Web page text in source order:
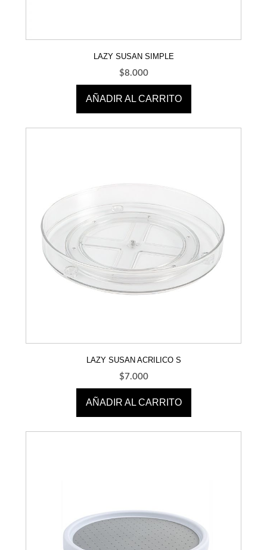
LAZY SUSAN SIMPLE
$8.000
AÑADIR AL CARRITO
LAZY SUSAN ACRILICO S
$7.000
AÑADIR AL CARRITO